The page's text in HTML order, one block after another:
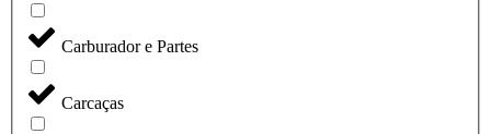
Carburador e Partes
Carcaças